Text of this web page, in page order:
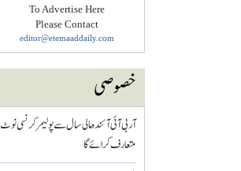
To Advertise Here
Please Contact
editor@etemaaddaily.com
خصوصی
آر بی آئی آئندہ مالی سال سے پولیمر کرنسی نوٹ
متعارف کرائے گا